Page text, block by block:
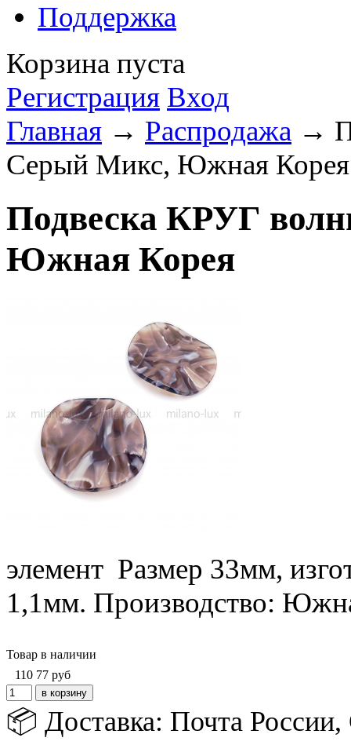
Поддержка
Корзина пуста
Регистрация Вход
Главная → Распродажа →
Серый Микс, Южная Корея
Подвеска КРУГ
Южная Корея
элемент Размер 33мм,
1,1мм. Производство:
Товар в наличии
110 77 руб
📦 Доставка: Почта